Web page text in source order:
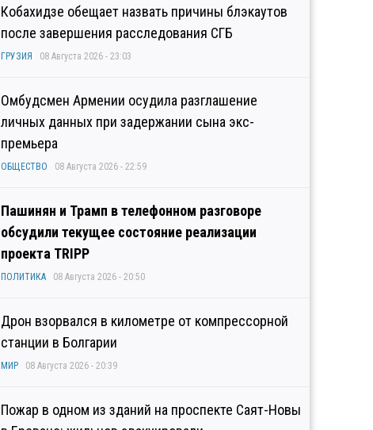
Кобахидзе обещает назвать причины блэкаутов
после завершения расследования СГБ
ГРУЗИЯ 08 Августа 2026 - 23:03
Омбудсмен Армении осудила разглашение
личных данных при задержании сына экс-
премьера
ОБЩЕСТВО 08 Августа 2026 - 22:59
Пашинян и Трамп в телефонном разговоре
обсудили текущее состояние реализации
проекта TRIPP
ПОЛИТИКА 08 Августа 2026 - 20:50
Дрон взорвался в километре от компрессорной
станции в Болгарии
МИР 08 Августа 2026 - 20:39
Пожар в одном из зданий на проспекте Саят-Новы